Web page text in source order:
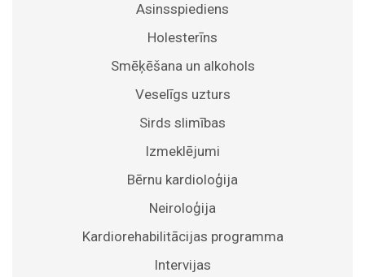
Asinsspiediens
Holesterīns
Smēķēšana un alkohols
Veselīgs uzturs
Sirds slimības
Izmeklējumi
Bērnu kardioloģija
Neiroloģija
Kardiorehabilitācijas programma
Intervijas